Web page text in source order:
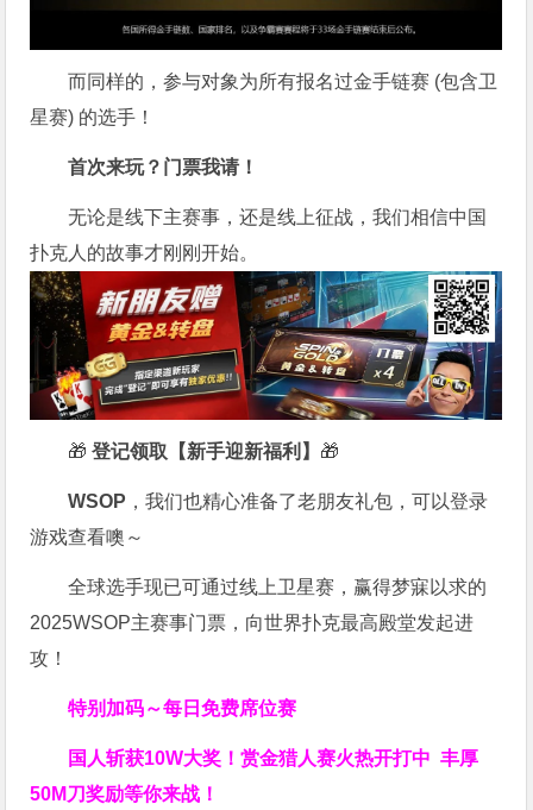
而同样的，参与对象为所有报名过金手链赛 (包含卫
星赛) 的选手！
首次来玩？门票我请！
无论是线下主赛事，还是线上征战，我们相信中国
扑克人的故事才刚刚开始。
🎁 登记领取【新手迎新福利】 🎁
WSOP ，我们也精心准备了老朋友礼包，可以登录
游戏查看噢～
全球选手现已可通过线上卫星赛，赢得梦寐以求的
2025WSOP主赛事门票，向世界扑克最高殿堂发起进
攻！
特别加码～每日免费席位赛
国人斩获10W大奖！赏金猎人赛火热开打中 丰厚
50M刀奖励等你来战！